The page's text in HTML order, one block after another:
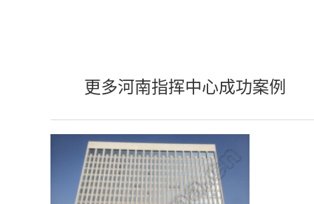
更多河南指挥中心成功案例